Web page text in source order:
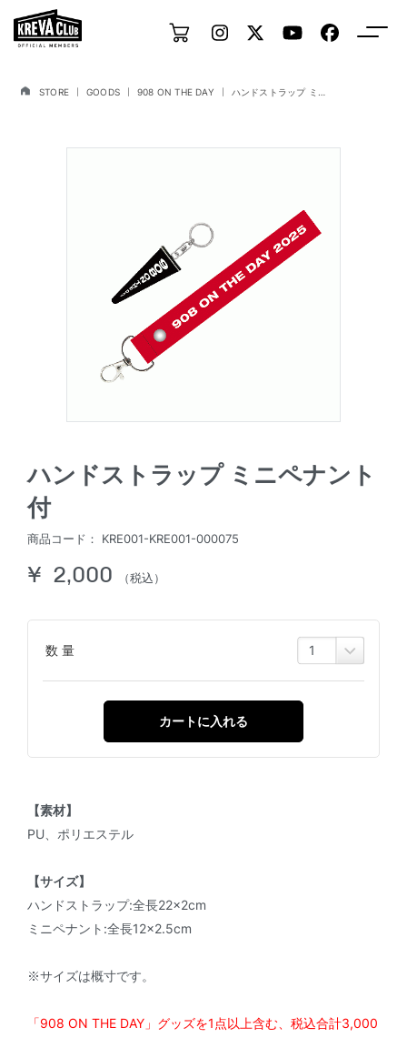
STORE GOODS 908 ON THE DAY
ハンドストラップ ミニペナント
付
商品コード： KRE001-KRE001-000075
¥ 2,000 （税込）
数 量
カートに入れる
【素材】
PU、ポリエステル
【サイズ】
ハンドストラップ:全長22×2cm
ミニペナント:全長12×2.5cm
※サイズは概寸です。
「908 ON THE DAY」グッズを1点以上含む、税込合計3,000